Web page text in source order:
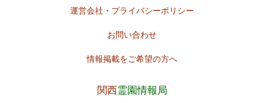
運営会社・プライバシーポリシー
お問い合わせ
情報掲載をご希望の方へ
関西霊園情報局